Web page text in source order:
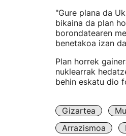
"Gure plana da
bikaina da plan
borondatearen
benetakoa izan
Plan horrek
nuklearrak
behin eskatu dio
Gizartea
Arrazismoa